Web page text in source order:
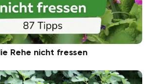
Rehe nicht fressen